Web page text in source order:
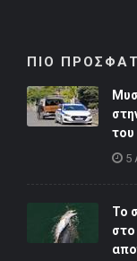
ΠΙΟ
του
5
Το
στο